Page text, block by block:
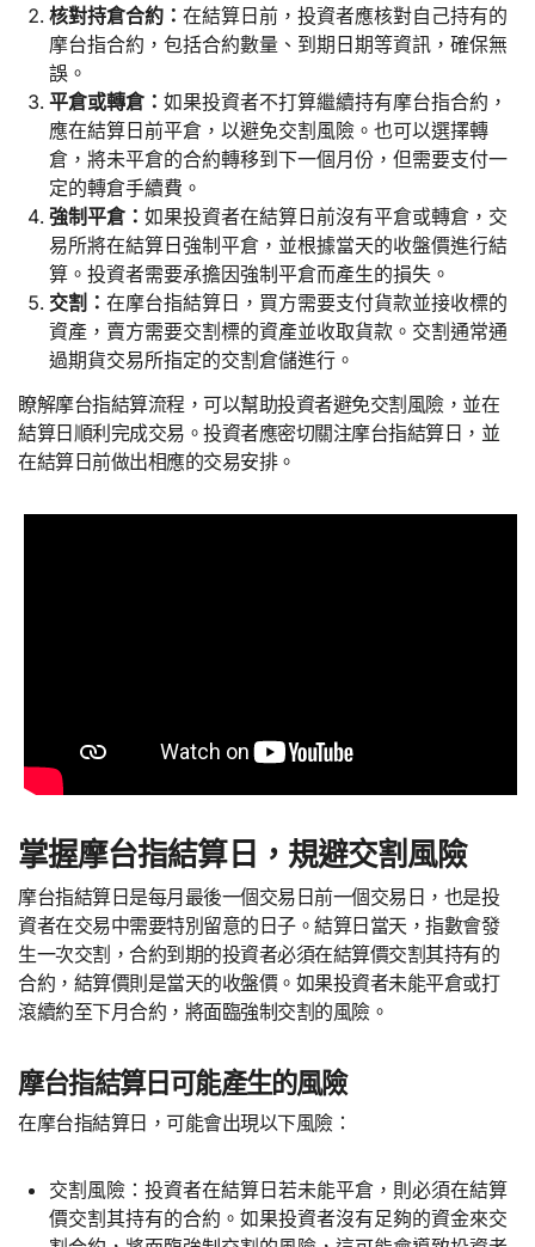
核對持倉合約： 在結算日前，投資者應核對自己持有的
摩台指合約，包括合約數量、到期日期等資訊，確保無
誤。
平倉或轉倉： 如果投資者不打算繼續持有摩台指合約，
應在結算日前平倉，以避免交割風險。也可以選擇轉
倉，將未平倉的合約轉移到下一個月份，但需要支付一
定的轉倉手續費。
強制平倉： 如果投資者在結算日前沒有平倉或轉倉，交
易所將在結算日強制平倉，並根據當天的收盤價進行結
算。投資者需要承擔因強制平倉而產生的損失。
交割： 在摩台指結算日，買方需要支付貨款並接收標的
資產，賣方需要交割標的資產並收取貨款。交割通常通
過期貨交易所指定的交割倉儲進行。
瞭解摩台指結算流程，可以幫助投資者避免交割風險，並在
結算日順利完成交易。投資者應密切關注摩台指結算日，並
在結算日前做出相應的交易安排。
掌握摩台指結算日，規避交割風險
摩台指結算日是每月最後一個交易日前一個交易日，也是投
資者在交易中需要特別留意的日子。結算日當天，指數會發
生一次交割，合約到期的投資者必須在結算價交割其持有的
合約，結算價則是當天的收盤價。如果投資者未能平倉或打
滾續約至下月合約，將面臨強制交割的風險。
摩台指結算日可能產生的風險
在摩台指結算日，可能會出現以下風險：
交割風險：投資者在結算日若未能平倉，則必須在結算
價交割其持有的合約。如果投資者沒有足夠的資金來交